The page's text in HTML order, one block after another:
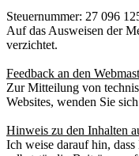
Steuernummer: 27 096
Auf das Ausweisen der
verzichtet.
Feedback an den
Zur Mitteilung von
Websites, wenden Sie
Hinweis zu den Inhalten
Ich weise darauf hin,